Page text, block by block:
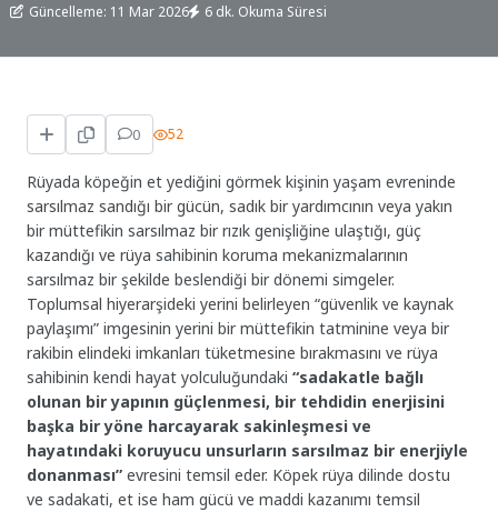
Güncelleme: 11 Mar 2026
6 dk. Okuma Süresi
0 52
Rüyada köpeğin et yediğini görmek kişinin yaşam evreninde
sarsılmaz sandığı bir gücün, sadık bir yardımcının veya yakın
bir müttefikin sarsılmaz bir rızık genişliğine ulaştığı, güç
kazandığı ve rüya sahibinin koruma mekanizmalarının
sarsılmaz bir şekilde beslendiği bir dönemi simgeler.
Toplumsal hiyerarşideki yerini belirleyen “güvenlik ve kaynak
paylaşımı” imgesinin yerini bir müttefikin tatminine veya bir
rakibin elindeki imkanları tüketmesine bırakmasını ve rüya
sahibinin kendi hayat yolculuğundaki“sadakatle bağlı
olunan bir yapının güçlenmesi, bir tehdidin enerjisini
başka bir yöne harcayarak sakinleşmesi ve
hayatındaki koruyucu unsurların sarsılmaz bir enerjiyle
donanması” evresini temsil eder. Köpek rüya dilinde dostu
ve sadakati, et ise ham gücü ve maddi kazanımı temsil